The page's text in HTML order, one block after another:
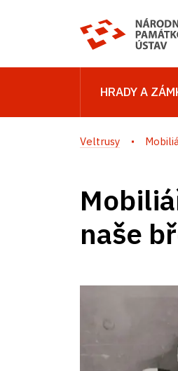
HRADY A
Veltrusy
naše